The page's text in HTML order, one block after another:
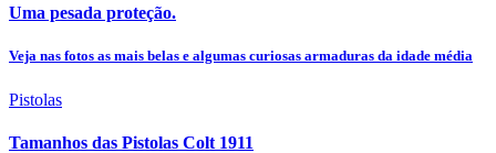
Uma pesada proteção.
Veja nas fotos as mais belas e algumas curiosas armaduras da idade média
Pistolas
Tamanhos das Pistolas Colt 1911